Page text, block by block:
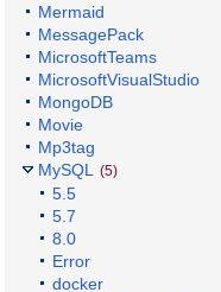
Mermaid
MessagePack
MicrosoftTeams
MicrosoftVisualStudio
MongoDB
Movie
Mp3tag
MySQL
(5)
5.5
5.7
8.0
Error
docker